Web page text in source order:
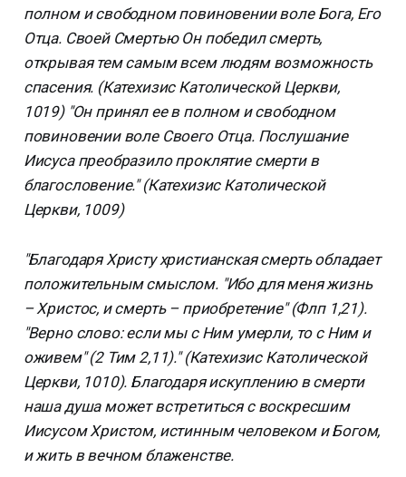
полном и свободном повиновении воле Бога, Его
Отца. Своей Смертью Он победил смерть,
открывая тем самым всем людям возможность
спасения. (Катехизис Католической Церкви,
1019) "Он принял ее в полном и свободном
повиновении воле Своего Отца. Послушание
Иисуса преобразило проклятие смерти в
благословение." (Катехизис Католической
Церкви, 1009)
"Благодаря Христу христианская смерть обладает
положительным смыслом. "Ибо для меня жизнь
– Христос, и смерть – приобретение" (Флп 1,21).
"Верно слово: если мы с Ним умерли, то с Ним и
оживем" (2 Тим 2,11)." (Катехизис Католической
Церкви, 1010). Благодаря искуплению в смерти
наша душа может встретиться с воскресшим
Иисусом Христом, истинным человеком и Богом,
и жить в вечном блаженстве.